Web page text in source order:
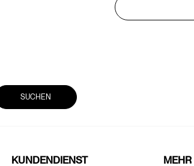
SUCHEN
KUNDENDIENST